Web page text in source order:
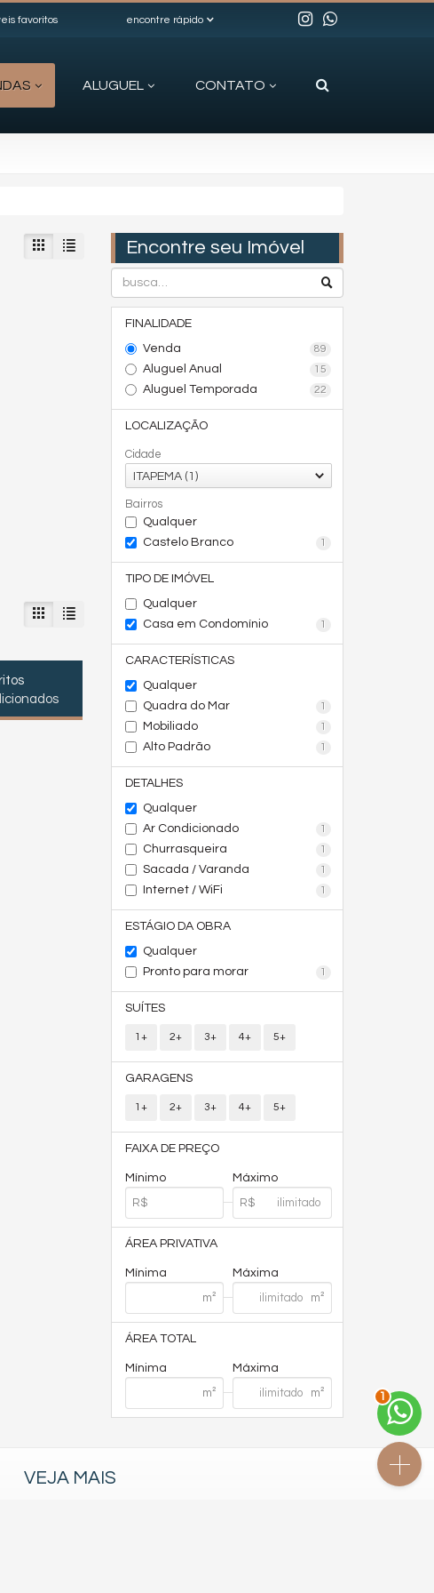
encontre rápido
favoritos
ALUGUEL CONTATO
Encontre seu Imóvel
FINALIDADE
Venda
89
Aluguel Anual 15
Aluguel Temporada 22
LOCALIZAÇÃO
Cidade
ITAPEMA (1)
Bairros
Qualquer
Castelo Branco
1
TIPO DE IMÓVEL
Qualquer
Casa em Condomínio
1
CARACTERÍSTICAS
Qualquer
Quadra do Mar
1
Mobiliado 1
Alto Padrão 1
DETALHES
Qualquer
Ar Condicionado
1
Churrasqueira 1
Sacada / Varanda 1
Internet / WiFi 1
ESTÁGIO DA OBRA
Qualquer
Pronto para morar
1
SUÍTES
1+ 2+ 3+ 4+ 5+
GARAGENS
1+ 2+ 3+ 4+ 5+
FAIXA DE PREÇO
Mínimo Máximo
ÁREA PRIVATIVA
Mínima Máxima
ÁREA TOTAL
Mínima Máxima
VEJA MAIS
1